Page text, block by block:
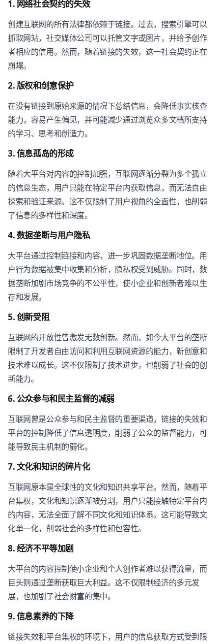
1. 网络社会契约的失效
创建互联网的所有法律都依赖于链接。过去，搜索引擎可以
抓取网站，社交媒体公司可以托管文字或图片，并给予创作
者相应的信用。然而，随着链接的失效，这一社会契约正在
崩塌。
2. 版权和创意保护
在没有链接到原始来源的情况下总结信息，会降低事实核查
能力，容易产生偏见，并可能减少通过浏览众多文档所支持
的学习、思考和创造力。
3. 信息孤岛的形成
随着大平台对内容的控制加强，互联网逐渐分裂为多个孤立
的信息生态，用户只能在特定平台内获取信息，而无法自由
探索和验证来源。这不仅限制了用户视角的全面性，也削弱
了信息的多样性和深度。
4. 数据垄断与用户隐私
大平台通过控制链接和内容，进一步巩固数据垄断地位。用
户行为数据被集中收集和分析，隐私权受到威胁。同时，数
据垄断加剧市场竞争的不公平性，使小企业和创新者难以生
存和发展。
5. 创新受阻
互联网的开放性曾激发无数创新。然而，如今大平台的垄断
限制了开发者自由访问和利用互联网资源的能力，新创意和
技术难以成长。这不仅限制了技术进步，也削弱了社会的创
新能力。
6. 公众参与和民主监督的减弱
互联网曾是公众参与和民主监督的重要渠道，链接的失效和
平台的控制降低了信息透明度，削弱了公众的监督能力，可
能导致民主机制的弱化。
7. 文化和知识的碎片化
互联网原本是全球性的文化和知识共享平台。然而，随着平
台集权，文化和知识逐渐被分割，用户只能接触特定平台内
的内容，无法全面了解不同文化和知识体系。这可能导致文
化单一化，削弱社会的多样性和包容性。
8. 经济不平等加剧
大平台的内容控制使小企业和个人创作者难以获得流量，而
巨头则通过垄断获取巨大利益。这不仅限制经济的多元发
展，也加剧了社会财富的集中。
9. 信息素养的下降
链接失效和平台集权的环境下，用户的信息获取方式受到限